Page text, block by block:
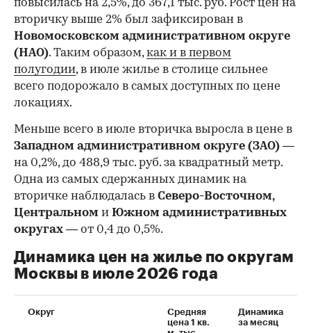
повысилась на 2,5%, до 367,1 тыс. руб. Рост цен на
вторичку выше 2% был зафиксирован в
Новомосковском административном округе
(НАО). Таким образом,как и в первом
полугодии, в июле жилье в столице сильнее
всего подорожало в самых доступных по цене
локациях.
Меньше всего в июле вторичка выросла в цене в
Западном административном округе (ЗАО) —
на 0,2%, до 488,9 тыс. руб. за квадратный метр.
Одна из самых сдержанных динамик на
вторичке наблюдалась в Северо-Восточном,
Центральном и Южном административных
округах — от 0,4 до 0,5%.
Динамика цен на жилье по округам
Москвы в июле 2026 года
Округ
Средняя
цена 1 кв.
Динамика
за месяц